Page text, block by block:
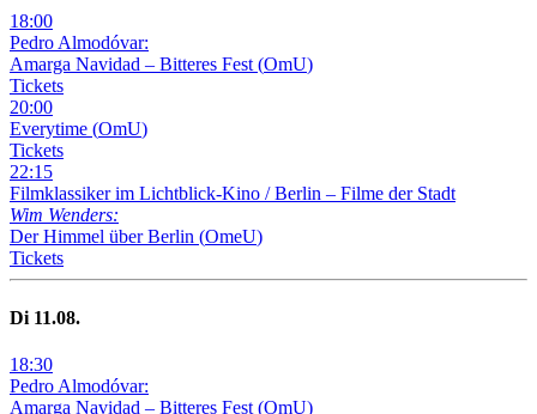
18:00
Pedro Almodóvar:
Amarga Navidad – Bitteres Fest (OmU)
Tickets
20:00
Everytime (OmU)
Tickets
22:15
Filmklassiker im Lichtblick-Kino /Berlin – Filme der Stadt
Wim Wenders:
Der Himmel über Berlin (OmeU)
Tickets
Di 11.08.
18:30
Pedro Almodóvar:
Amarga Navidad – Bitteres Fest (OmU)